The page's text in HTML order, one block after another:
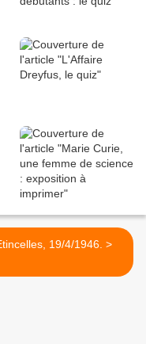
Etincelles, 19/4/1946. >